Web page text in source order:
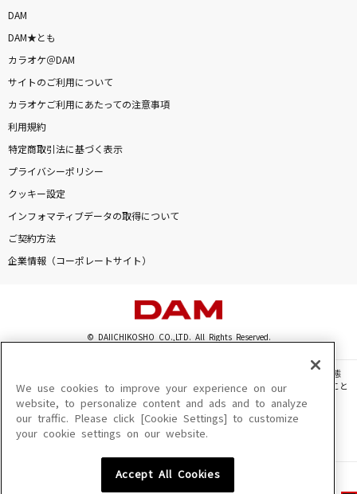
DAM
DAM★とも
カラオケ＠DAM
サイトのご利用について
カラオケご利用にあたっての注意事項
利用規約
特定商取引法に基づく表示
プライバシーポリシー
クッキー設定
インフォマティブデータの取得について
ご契約方法
企業情報（コーポレートサイト）
© DAIICHIKOSHO CO.,LTD. All Rights Reserved.
このサイトに掲載されている一切の文章・画像・写真・動画・音声等を、手段や形態
を問わず、著作権法の定める範囲を超えて無断で複製、転載、ファイル化などすること
を禁じます。
楽曲及びコンテンツは、機種によりご利用いただけない場合があります。
楽曲及びコンテンツの配信日、配信内容が変更になる場合があります。
We use cookies to improve your experience on our
website, to personalize content and ads and to analyze
our traffic. Please click [Cookie Settings] to customize
your cookie settings on our website.
Accept All Cookies